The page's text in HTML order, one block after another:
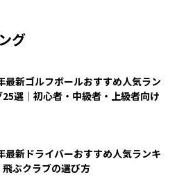
グ
最新ゴルフボールおすすめ人気ラン
25選｜初心者・中級者・上級者向け
最新ドライバーおすすめ人気ランキ
飛ぶクラブの選び方